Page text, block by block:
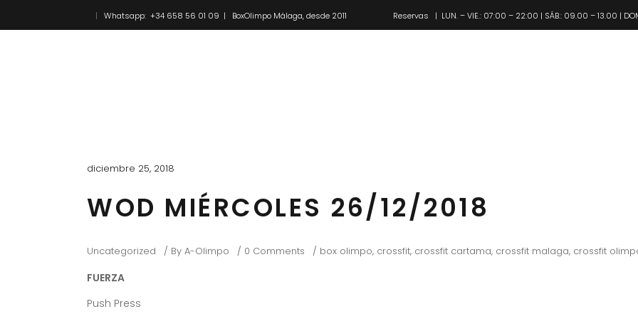
Whatsapp: +34 658 56 01 09 | BoxOlimpo Málaga, desde 2011 Reservas | LUN. – VIE.: 07:00 – 22:00 | SÁB.: 09.00 – 13.00 |
diciembre 25, 2018
WOD MIÉRCOLES 26/12/2018
Uncategorized By A-Olimpo 0 Comments box olimpo, crossfit, crossfit cartama, crossfit malaga, crossfit
FUERZA
Push Press